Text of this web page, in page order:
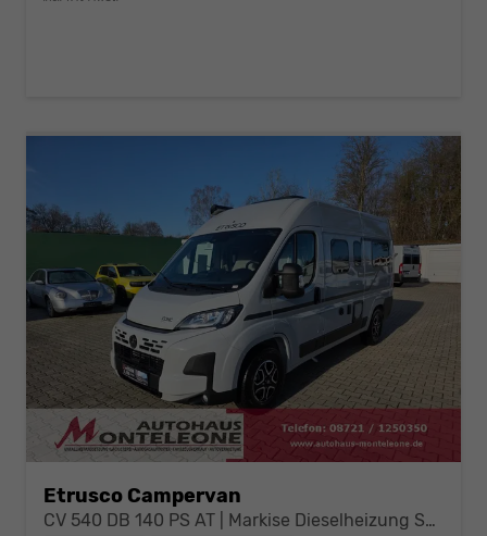
Etrusco Campervan
CV 540 DB 140 PS AT | Markise Dieselheizung Sofort verfügbar